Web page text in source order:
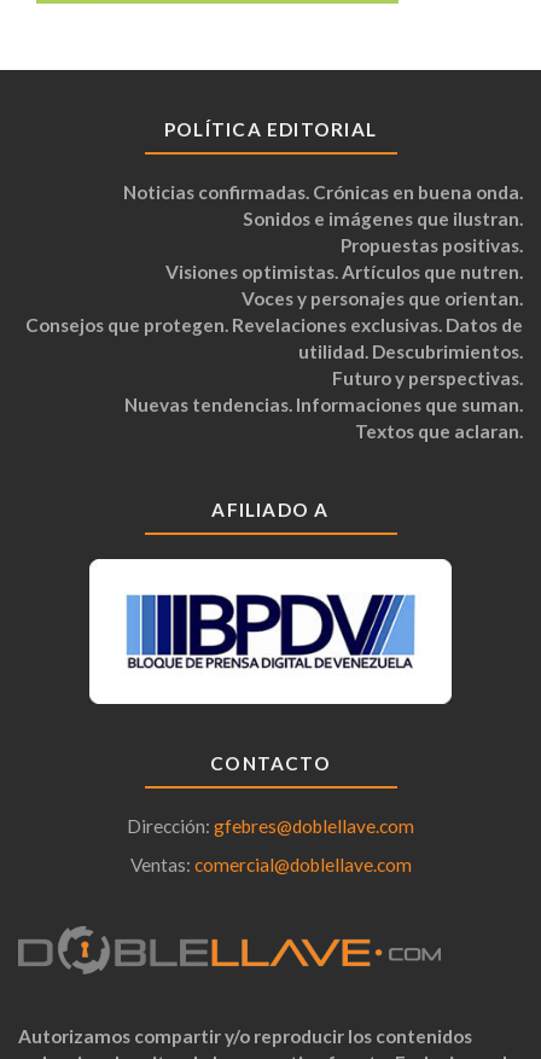
POLÍTICA EDITORIAL
Noticias confirmadas. Crónicas en buena onda.
Sonidos e imágenes que ilustran.
Propuestas positivas.
Visiones optimistas. Artículos que nutren.
Voces y personajes que orientan.
Consejos que protegen. Revelaciones exclusivas. Datos de
utilidad. Descubrimientos.
Futuro y perspectivas.
Nuevas tendencias. Informaciones que suman.
Textos que aclaran.
AFILIADO A
CONTACTO
Dirección: gfebres@doblellave.com
Ventas: comercial@doblellave.com
Autorizamos compartir y/o reproducir los contenidos